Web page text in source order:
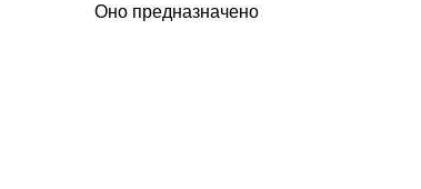
Оно предназначено